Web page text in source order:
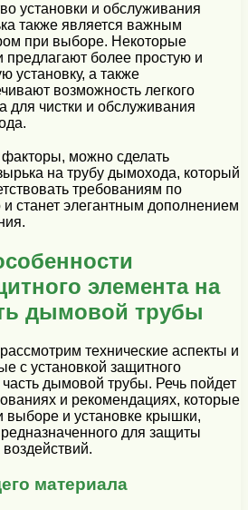
установки и обслуживания
также является важным
при выборе. Некоторые
предлагают более простую и
установку, а также
возможность легкого
для чистки и обслуживания
можно сделать
на трубу дымохода, который
требованиям по
станет элегантным дополнением
элемента на
дымовой трубы
технические аспекты и
с установкой защитного
дымовой трубы. Речь пойдет
и рекомендациях, которые
выборе и установке крышки,
для защиты
материала